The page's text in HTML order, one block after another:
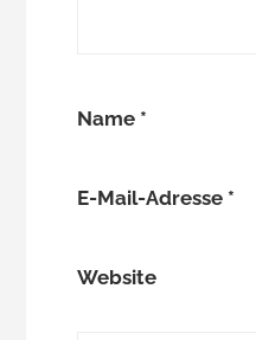
Name *
E-Mail-Adresse *
Website